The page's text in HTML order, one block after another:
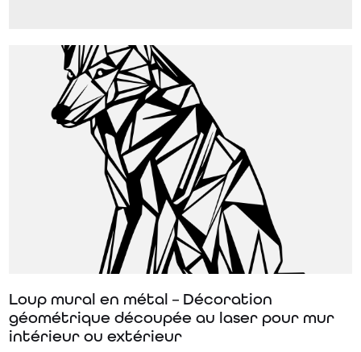
Loup mural en métal – Décoration
géométrique découpée au laser pour mur
intérieur ou extérieur